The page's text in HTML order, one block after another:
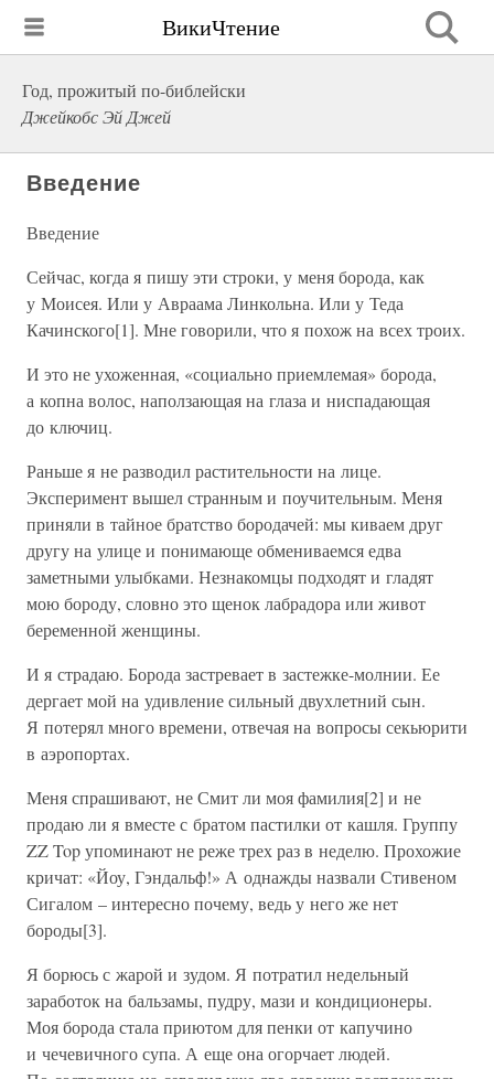
ВикиЧтение
Год, прожитый по-библейски
Джейкобс Эй Джей
Введение
Введение
Сейчас, когда я пишу эти строки, у меня борода, как
у Моисея. Или у Авраама Линкольна. Или у Теда
Качинского[1]. Мне говорили, что я похож на всех троих.
И это не ухоженная, «социально приемлемая» борода,
а копна волос, наползающая на глаза и ниспадающая
до ключиц.
Раньше я не разводил растительности на лице.
Эксперимент вышел странным и поучительным. Меня
приняли в тайное братство бородачей: мы киваем друг
другу на улице и понимающе обмениваемся едва
заметными улыбками. Незнакомцы подходят и гладят
мою бороду, словно это щенок лабрадора или живот
беременной женщины.
И я страдаю. Борода застревает в застежке-молнии. Ее
дергает мой на удивление сильный двухлетний сын.
Я потерял много времени, отвечая на вопросы секьюрити
в аэропортах.
Меня спрашивают, не Смит ли моя фамилия[2] и не
продаю ли я вместе с братом пастилки от кашля. Группу
ZZ Top упоминают не реже трех раз в неделю. Прохожие
кричат: «Йоу, Гэндальф!» А однажды назвали Стивеном
Сигалом – интересно почему, ведь у него же нет
бороды[3].
Я борюсь с жарой и зудом. Я потратил недельный
заработок на бальзамы, пудру, мази и кондиционеры.
Моя борода стала приютом для пенки от капучино
и чечевичного супа. А еще она огорчает людей.